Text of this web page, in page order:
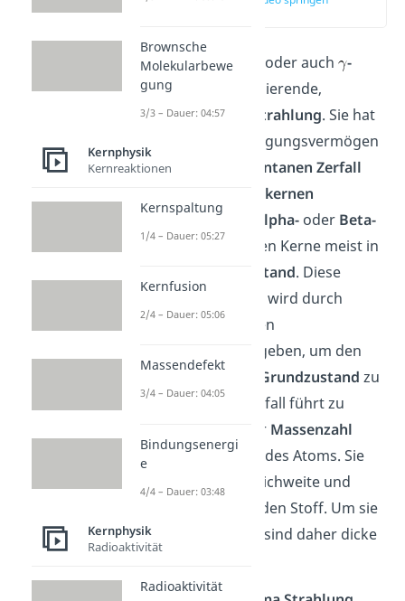
Gamma Strahlung oder auch -
Strahlung
ist eine ionisierende,
elektromagnetische Strahlung. Sie hat
das höchste Durchdringungsvermögen
und entsteht beim
spontanen Zerfall
Atomkernen
Nuklide). Nach dem Alpha- oder Beta-
Minus-Zerfallverbleiben Kerne meist in
angeregten Zustand. Diese
überschüssige Energie wird durch
Photonen, sogenannten
abgegeben, um den
Kern in einen stabilen
Grundzustand zu
überführen. Dieser Zerfall führt zu
keiner Änderung in der Massenzahl
oderKernladungszahl
des Atoms. Sie
hat eine sehr große Reichweite und
durchdringt nahezu jeden Stoff. Um sie
effektiv abzuschirmen sind daher dicke
Brownsche
Molekularbewe
gung
3/3 – Dauer: 04:57
Kernphysik
Kernreaktionen
Kernspaltung
1/4 – Dauer: 05:27
Kernfusion
2/4 – Dauer: 05:06
Massendefekt
3/4 – Dauer: 04:05
Bindungsenergi
e
4/4 – Dauer: 03:48
Kernphysik
Radioaktivität
Radioaktivität